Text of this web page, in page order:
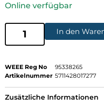
Online verfügbar
In den
WEEE Reg No
95338265
Artikelnummer 5711428017277
Zusätzliche Informationen